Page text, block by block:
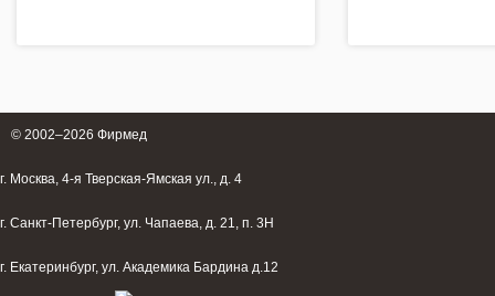
© 2002–2026 Фирмед
г. Москва, 4-я Тверская-Ямская ул., д. 4
г. Санкт-Петербург, ул. Чапаева, д. 21, п. 3Н
г. Екатеринбург, ул. Академика Бардина д.12